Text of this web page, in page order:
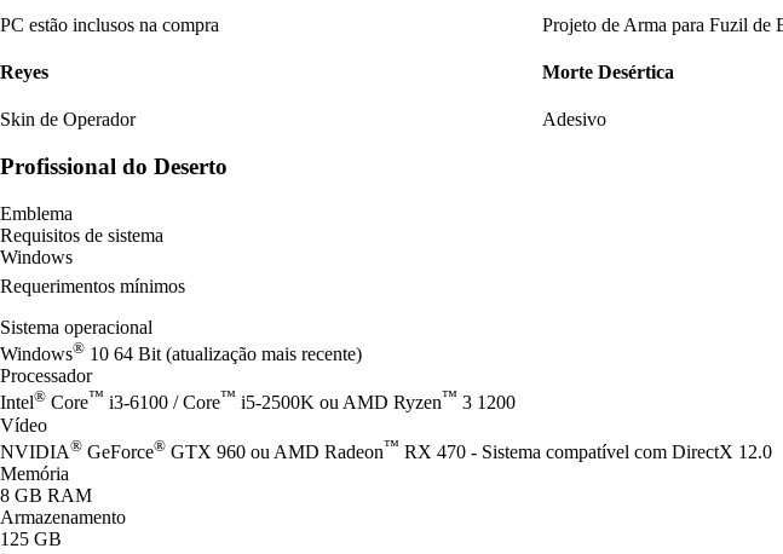
PC estão inclusos na compra Projeto de Arma para Fuzil de
Reyes
Skin de Operador
Morte Desértica
Adesivo
Profissional do Deserto
Emblema
Requisitos de sistema
Windows
Requerimentos mínimos
Sistema operacional
Windows® 10 64 Bit (atualização mais recente)
Processador
Intel® Core™ i3-6100 / Core™ i5-2500K ou AMD Ryzen™ 3 1200
Vídeo
NVIDIA® GeForce® GTX 960 ou AMD Radeon™ RX 470 - Sistema compatível com DirectX 12.0
Memória
8 GB RAM
Armazenamento
125 GB